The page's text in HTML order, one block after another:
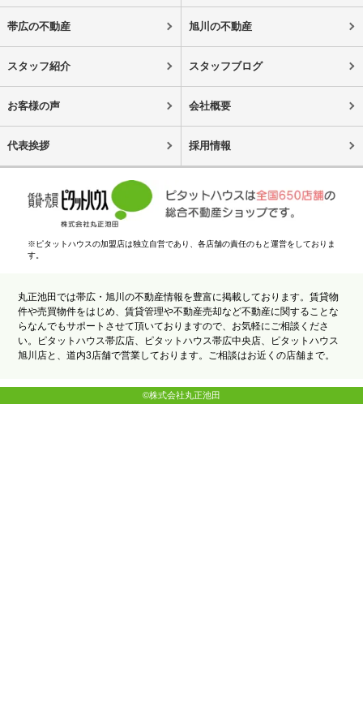
帯広の不動産 旭川の不動産
スタッフ紹介 スタッフブログ
お客様の声 会社概要
代表挨拶 採用情報
※ピタットハウスの加盟店は独立自営であり、各店舗の責任のもと運営をしておりま
す。
丸正池田では帯広・旭川の不動産情報を豊富に掲載しております。賃貸物
件や売買物件をはじめ、賃貸管理や不動産売却など不動産に関することな
らなんでもサポートさせて頂いておりますので、お気軽にご相談くださ
い。ピタットハウス帯広店、ピタットハウス帯広中央店、ピタットハウス
旭川店と、道内3店舗で営業しております。ご相談はお近くの店舗まで。
©株式会社丸正池田